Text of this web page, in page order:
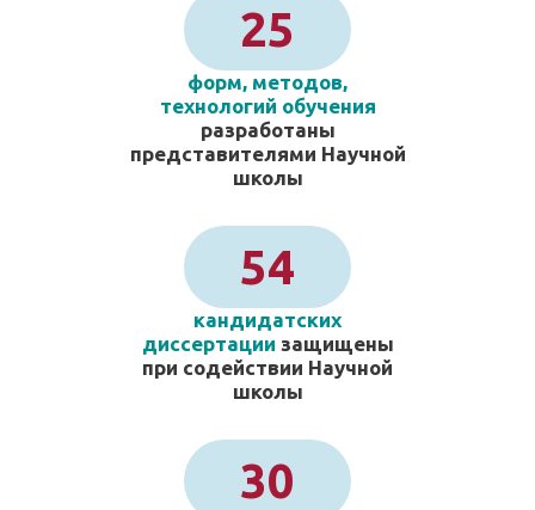
25
форм, методов,
технологий обучения
разработаны
представителями Научной
школы
54
кандидатских
диссертации защищены
при содействии Научной
школы
30